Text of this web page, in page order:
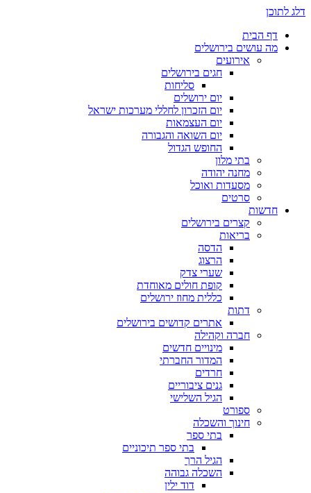
דלג לתוכן
דף הבית
מה עושים בירושלים
אירועים
חגים בירושלים
סליחות
יום ירושלים
יום הזכרון לחללי מערכות ישראל
יום העצמאות
יום השואה והגבורה
החופש הגדול
בתי מלון
מחנה יהודה
מסעדות ואוכל
סרטים
חדשות
קצרים בירושלים
בריאות
הדסה
הרצוג
שערי צדק
קופת חולים מאוחדת
כללית מחוז ירושלים
דתות
אתרים קדושים בירושלים
חברה וקהילה
מינויים חדשים
המדור החברתי
חרדים
גנים ציבוריים
הגיל השלישי
ספורט
חינוך והשכלה
בתי ספר
בתי ספר תיכוניים
הגיל הרך
השכלה גבוהה
דוד ילין